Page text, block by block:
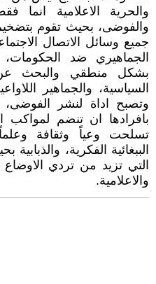
والحرية الاعلامية انما
والفوضى، بحيث تقوم
جميع وسائل الاتصال
الجماهيري ضد
بشكل منطقي والبحث عن
السياسية، والجماهير
وتصبح اداة لنشر الفوضى،
بافرادها ان تنضم لمواكب
تسلحت وعياً وثقافة
الببغائية الفكرية،
التي تزيد من تردي
والاعلامية.